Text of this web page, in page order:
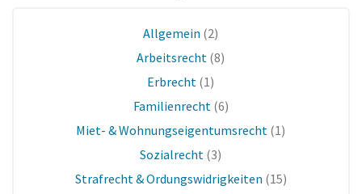
Allgemein (2)
Arbeitsrecht (8)
Erbrecht (1)
Familienrecht(6)
Miet- & Wohnungseigentumsrecht (1)
Sozialrecht (3)
Strafrecht & Ordungswidrigkeiten (15)